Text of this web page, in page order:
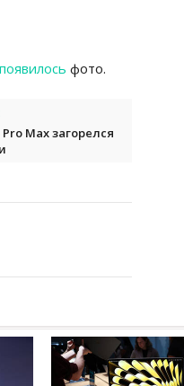
появилось фото.
Max загорелся